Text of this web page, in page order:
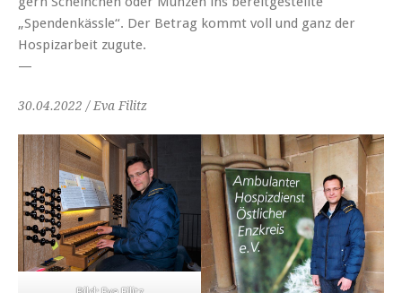
„Spendenkässle“. Der Betrag kommt voll und ganz der
Hospizarbeit zugute.
—
30.04.2022 / Eva Filitz